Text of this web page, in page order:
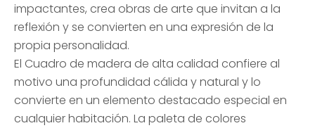
impactantes, crea obras de arte que invitan a la
reflexión y se convierten en una expresión de la
propia personalidad.
El Cuadro de madera de alta calidad confiere al
motivo una profundidad cálida y natural y lo
convierte en un elemento destacado especial en
cualquier habitación. La paleta de colores